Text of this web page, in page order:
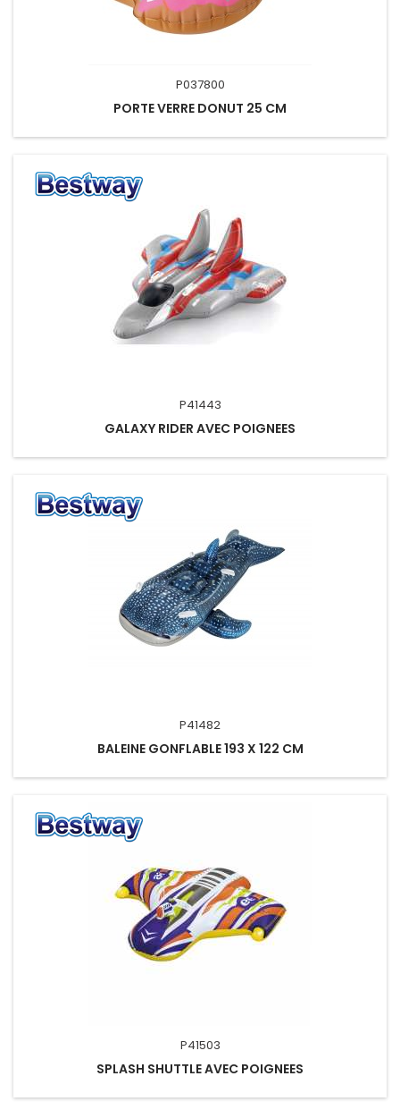
P037800
PORTE VERRE DONUT 25 CM
P41443
GALAXY RIDER AVEC POIGNEES
P41482
BALEINE GONFLABLE 193 X 122 CM
P41503
SPLASH SHUTTLE AVEC POIGNEES